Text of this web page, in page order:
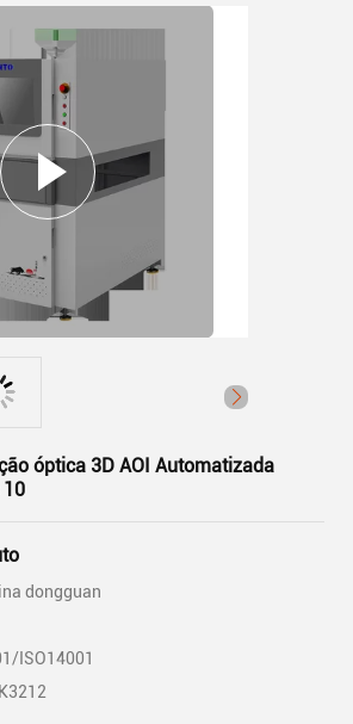
óptica 3D AOI Automatizada
10
dongguan
ISO14001